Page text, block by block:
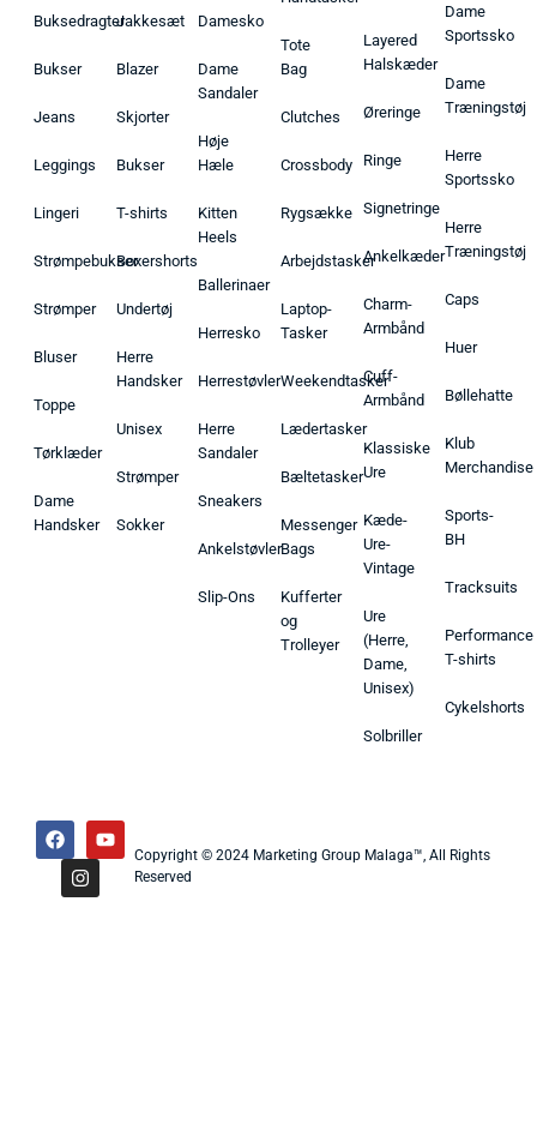
Buksedragter
Bukser
Jeans
Leggings
Lingeri
Strømpebukser
Strømper
Bluser
Toppe
Tørklæder
Dame
Handsker
Jakkesæt
Blazer
Skjorter
Bukser
T-shirts
Boxershorts
Undertøj
Herre
Handsker
Unisex
Strømper
Sokker
Damesko
Dame
Sandaler
Høje
Hæle
Kitten
Heels
Ballerinaer
Herresko
Herrestøvler
Herre
Sandaler
Sneakers
Ankelstøvler
Slip-Ons
Tote
Bag
Clutches
Crossbody
Rygsække
Arbejdstasker
Laptop-
Tasker
Weekendtasker
Lædertasker
Bæltetasker
Messenger
Bags
Kufferter
og
Trolleyer
Layered
Halskæder
Øreringe
Ringe
Signetringe
Ankelkæder
Charm-
Armbånd
Cuff-
Armbånd
Klassiske
Ure
Kæde-
Ure-
Vintage
Ure
(Herre,
Dame,
Unisex)
Solbriller
Dame
Sportssko
Dame
Træningstøj
Herre
Sportssko
Herre
Træningstøj
Caps
Huer
Bøllehatte
Klub
Merchandise
Sports-
BH
Tracksuits
Performance
T-shirts
Cykelshorts
Copyright © 2024 Marketing Group Malaga™, All Rights
Reserved